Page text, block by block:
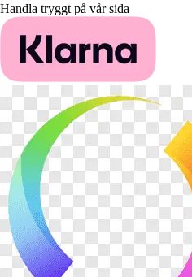
Handla tryggt på vår sida